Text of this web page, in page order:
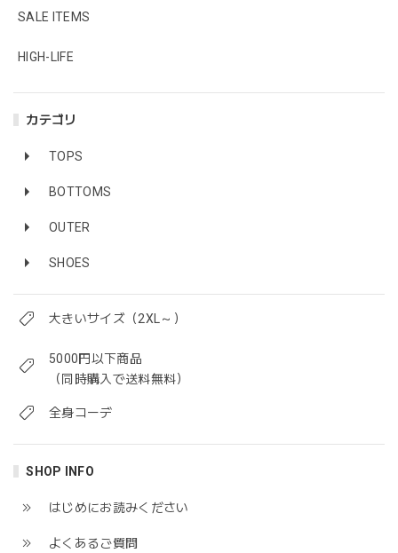
SALE ITEMS
HIGH-LIFE
カテゴリ
TOPS
BOTTOMS
OUTER
SHOES
大きいサイズ（2XL～）
5000円以下商品
（同時購入で送料無料）
全身コーデ
SHOP INFO
はじめにお読みください
よくあるご質問